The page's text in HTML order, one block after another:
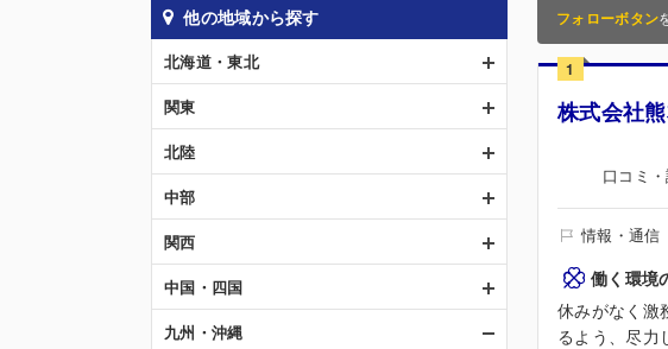
フォローボタン
1
株式会社
口コミ
情報・通信
働く環境
休みがなく激
るよう、尽力
他の地域から探す
北海道・東北
関東
北陸
中部
関西
中国・四国
九州・沖縄